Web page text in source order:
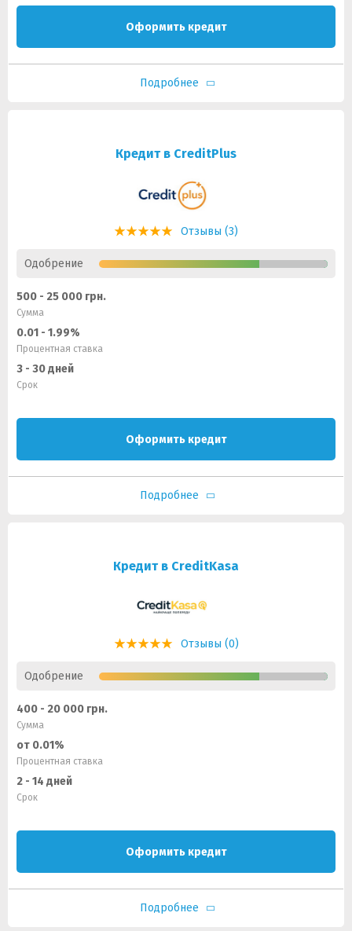
Оформить кредит
Подробнее
Кредит в CreditPlus
Отзывы (3)
Одобрение
500 - 25 000 грн.
Сумма
0.01 - 1.99%
Процентная ставка
3 - 30 дней
Срок
Оформить кредит
Подробнее
Кредит в CreditKasa
Отзывы (0)
Одобрение
400 - 20 000 грн.
Сумма
от 0.01%
Процентная ставка
2 - 14 дней
Срок
Оформить кредит
Подробнее